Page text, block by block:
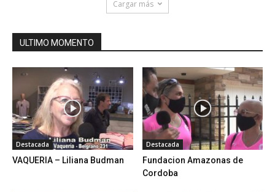
Cargar más
ULTIMO MOMENTO
Destacada
VAQUERIA – Liliana Budman
Destacada
Fundacion Amazonas de
Cordoba